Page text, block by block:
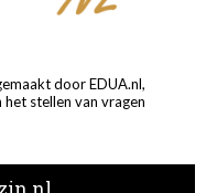
door EDUA.nl,
stellen van vragen